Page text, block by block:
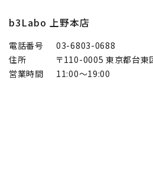
b3Labo 上野本店
電話番号
03-6803-0688
住所
〒110-0005 東京都台
営業時間
11:00～19:00